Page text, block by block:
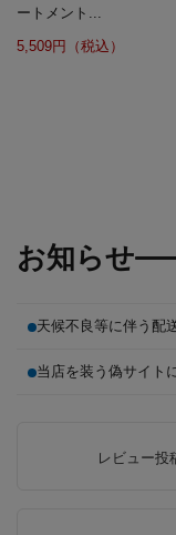
ートメント...
5,509円（税込）
お知らせ
天候不良等に伴う配
当店を装う偽サイト
レビュー投